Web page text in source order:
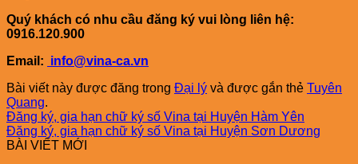
Quý khách có nhu cầu đăng ký vui lòng liên hệ:
0916.120.900
Email: info@vina-ca.vn
Bài viết này được đăng trong Đại lý và được gắn thẻ Tuyên
Quang.
Đăng ký, gia hạn chữ ký số Vina tại Huyện Hàm Yên
Đăng ký, gia hạn chữ ký số Vina tại Huyện Sơn Dương
BÀI VIẾT MỚI